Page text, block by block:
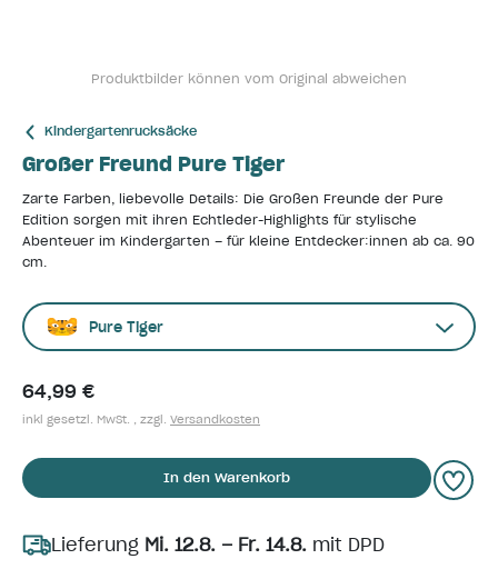
Produktbilder können vom Original abweichen
Kindergartenrucksäcke
Großer Freund Pure Tiger
Zarte Farben, liebevolle Details: Die Großen Freunde der Pure
Edition sorgen mit ihren Echtleder-Highlights für stylische
Abenteuer im Kindergarten – für kleine Entdecker:innen ab ca. 90
cm.
Pure Tiger
64,99 €
inkl gesetzl. MwSt. , zzgl. Versandkosten
In den Warenkorb
Lieferung Mi. 12.8. – Fr. 14.8. mit DPD